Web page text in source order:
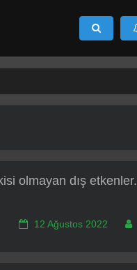
Ara
olmayan dış etkenler.
12 Ağustos 2022